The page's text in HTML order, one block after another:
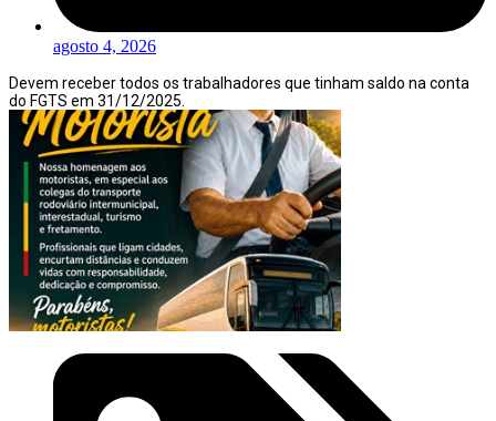
agosto 4, 2026
Devem receber todos os trabalhadores que tinham saldo na conta
do FGTS em 31/12/2025.